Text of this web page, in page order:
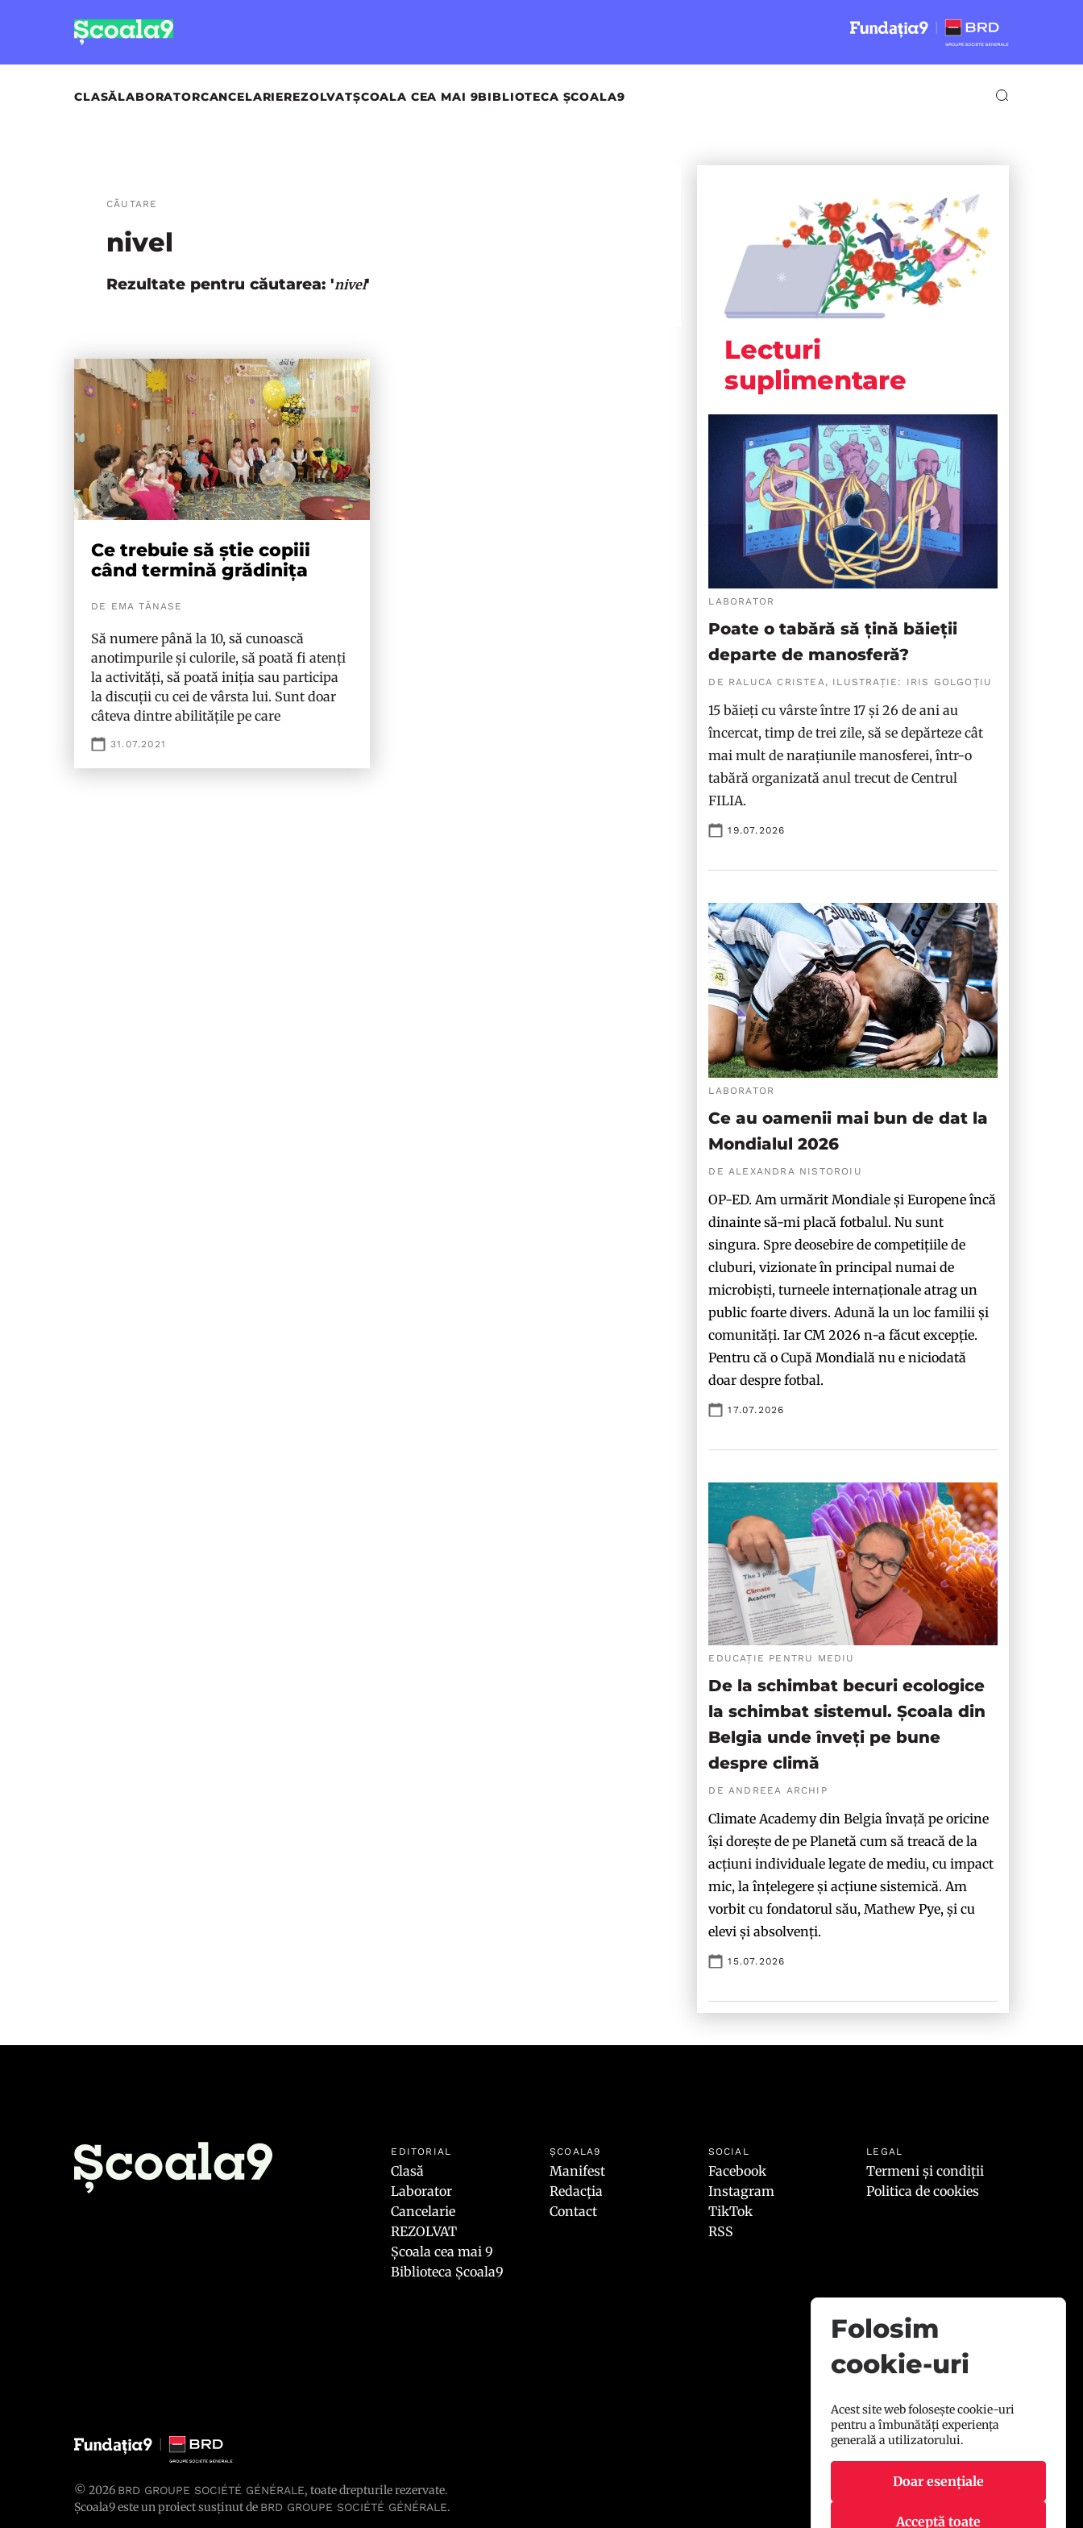
CLASĂLABORATORCANCELARIEREZOLVATȘCOALA CEA MAI 9BIBLIOTECA ȘCOALA9
CĂUTARE
nivel
Rezultate pentru căutarea: 'nivel'
Ce trebuie să știe copiii
când termină grădinița
DE EMA TĂNASE
Să numere până la 10, să cunoască
anotimpurile și culorile, să poată fi atenți
la activități, să poată iniția sau participa
la discuții cu cei de vârsta lui. Sunt doar
câteva dintre abilitățile pe care
31.07.2021
Lecturi
suplimentare
LABORATOR
Poate o tabără să țină băieții
departe de manosferă?
DE RALUCA CRISTEA, ILUSTRAȚIE: IRIS GOLGOȚIU
15 băieți cu vârste între 17 și 26 de ani au
încercat, timp de trei zile, să se depărteze cât
mai mult de narațiunile manosferei, într-o
tabără organizată anul trecut de Centrul
FILIA.
19.07.2026
LABORATOR
Ce au oamenii mai bun de dat la
Mondialul 2026
DE ALEXANDRA NISTOROIU
OP-ED. Am urmărit Mondiale și Europene încă
dinainte să-mi placă fotbalul. Nu sunt
singura. Spre deosebire de competițiile de
cluburi, vizionate în principal numai de
microbiști, turneele internaționale atrag un
public foarte divers. Adună la un loc familii și
comunități. Iar CM 2026 n-a făcut excepție.
Pentru că o Cupă Mondială nu e niciodată
doar despre fotbal.
17.07.2026
EDUCAȚIE PENTRU MEDIU
De la schimbat becuri ecologice
la schimbat sistemul. Școala din
Belgia unde înveți pe bune
despre climă
DE ANDREEA ARCHIP
Climate Academy din Belgia învață pe oricine
își dorește de pe Planetă cum să treacă de la
acțiuni individuale legate de mediu, cu impact
mic, la înțelegere și acțiune sistemică. Am
vorbit cu fondatorul său, Mathew Pye, și cu
elevi și absolvenți.
15.07.2026
EDITORIAL
Clasă
Laborator
Cancelarie
REZOLVAT
Școala cea mai 9
Biblioteca Școala9
ȘCOALA9
Manifest
Redacția
Contact
SOCIAL
Facebook
Instagram
TikTok
RSS
LEGAL
Termeni și condiții
Politica de cookies
© 2026 BRD GROUPE SOCIÉTÉ GÉNÉRALE, toate drepturile rezervate.
Școala9 este un proiect susținut de BRD GROUPE SOCIÉTÉ GÉNÉRALE.
Folosim
cookie-uri
Acest site web folosește cookie-uri
pentru a îmbunătăți experiența
generală a utilizatorului.
Doar esențiale
Acceptă toate